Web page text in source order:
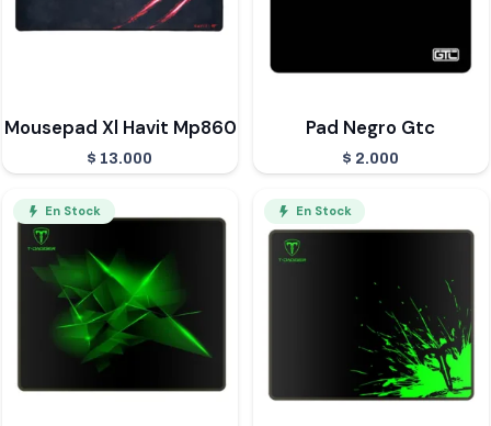
Mousepad Xl Havit Mp860
$ 13.000
Pad Negro Gtc
$ 2.000
En Stock En Stock